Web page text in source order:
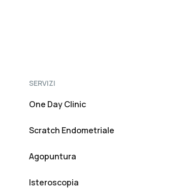
SERVIZI
One Day Clinic
Scratch Endometriale
Agopuntura
Isteroscopia